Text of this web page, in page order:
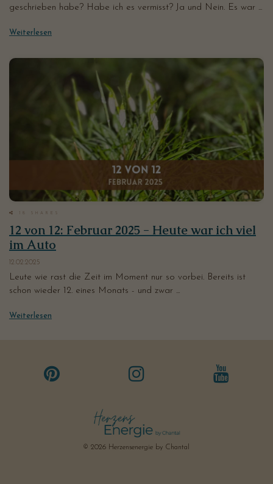
geschrieben habe? Habe ich es vermisst? Ja und Nein. Es war ...
Weiterlesen
18 SHARES
12 von 12: Februar 2025 - Heute war ich viel
im Auto
12.02.2025
Leute wie rast die Zeit im Moment nur so vorbei. Bereits ist
schon wieder 12. eines Monats - und zwar ...
Weiterlesen
© 2026 Herzensenergie by Chantal